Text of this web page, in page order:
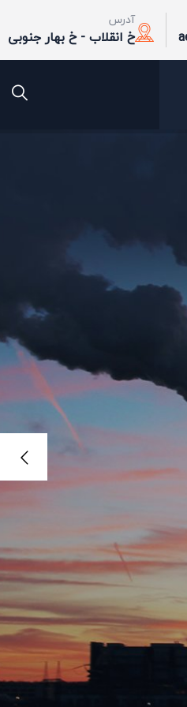
آدرس
خ انقلاب - خ بهار جنوبی